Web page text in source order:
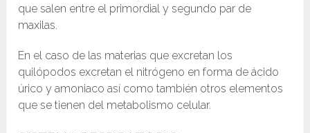
que salen entre el primordial y segundo par de
maxilas.
En el caso de las materias que excretan los
quilópodos excretan el nitrógeno en forma de ácido
úrico y amoniaco así como también otros elementos
que se tienen del metabolismo celular.